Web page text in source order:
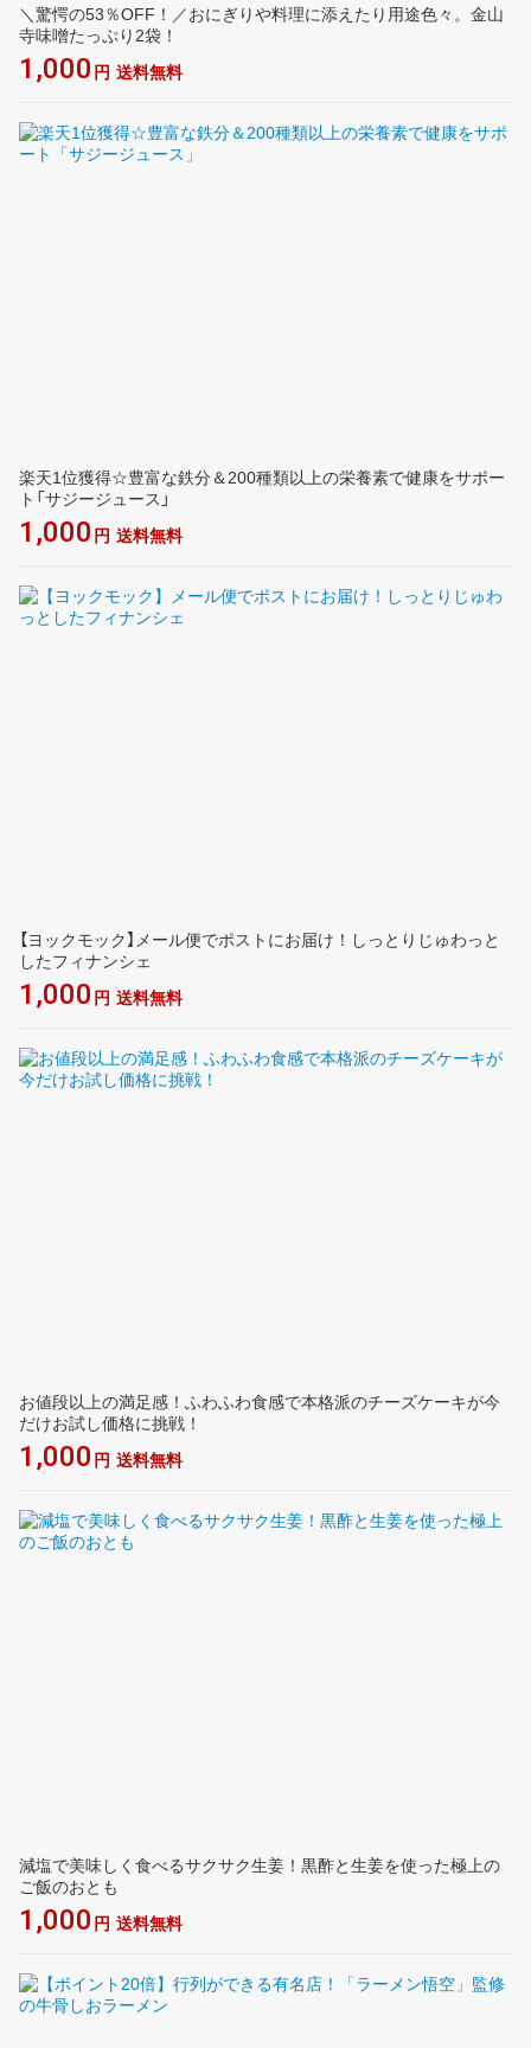
＼驚愕の53％OFF！／おにぎりや料理に添えたり用途色々。金山
寺味噌たっぷり2袋！
1,000 円 送料無料
楽天1位獲得☆豊富な鉄分＆200種類以上の栄養素で健康をサポー
ト「サジージュース」
1,000 円 送料無料
【ヨックモック】メール便でポストにお届け！しっとりじゅわっと
したフィナンシェ
1,000 円 送料無料
お値段以上の満足感！ふわふわ食感で本格派のチーズケーキが今
だけお試し価格に挑戦！
1,000 円 送料無料
減塩で美味しく食べるサクサク生姜！黒酢と生姜を使った極上の
ご飯のおとも
1,000 円 送料無料